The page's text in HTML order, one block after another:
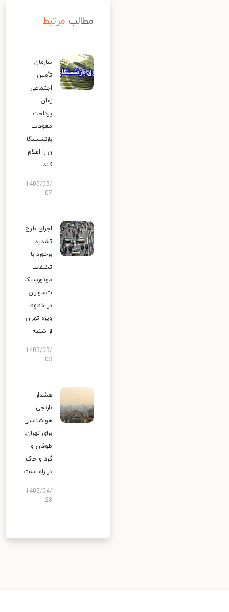
مطالب مرتبط
سازمان
تأمین
اجتماعی
زمان
پرداخت
معوقات
بازنشستگا
ن را اعلام
کند
1405/05/
07
اجرای طرح
تشدید
برخورد با
تخلفات
موتورسیکل
ت‌سواران
در خطوط
ویژه تهران
از شنبه
1405/05/
03
هشدار
نارنجی
هواشناسی
برای تهران؛
طوفان و
گرد و خاک
در راه است
1405/04/
28